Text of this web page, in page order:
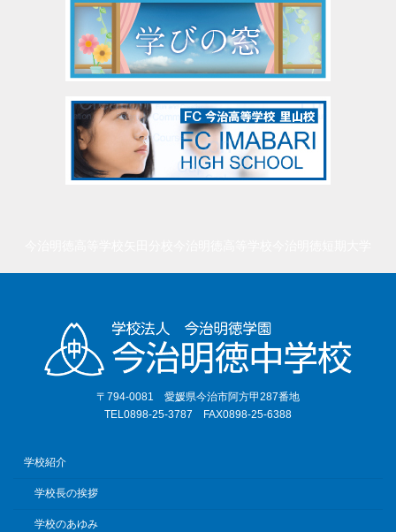
〒794-0081 愛媛県今治市阿方甲287番地
TEL0898-25-3787 FAX0898-25-6388
学校紹介
学校長の挨拶
学校のあゆみ